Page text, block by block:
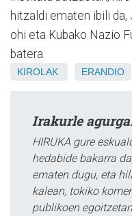
hitzaldi ematen ibili
ohi eta Kubako Nazio
batera.
KIROLAK ERANDIO
Irakurle
HIRUKA gure
hedabide bakarra
ematen dugu, eta
kalean, tokiko
publikoen